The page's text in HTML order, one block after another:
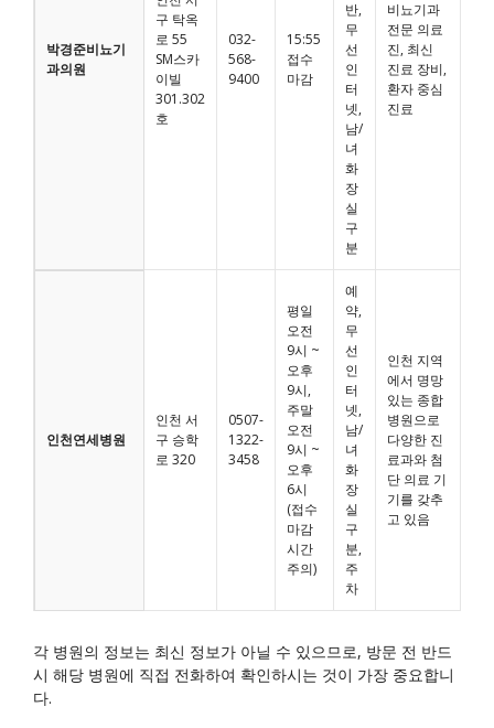
박경준비뇨기
과의원
구 탁옥
로 55
SM스카
이빌
301.302
호
032-
568-
9400
15:55
접수
마감
반,
무
선
인
터
넷,
남/
녀
화
장
실
구
분
비뇨기과
전문 의료
진, 최신
진료 장비,
환자 중심
진료
인천연세병원
인천 서
구 승학
로 320
0507-
1322-
3458
평일
오전
9시 ~
오후
9시,
주말
오전
9시 ~
오후
6시
(접수
마감
시간
주의)
예
약,
무
선
인
터
넷,
남/
녀
화
장
실
구
분,
주
차
인천 지역
에서 명망
있는 종합
병원으로
다양한 진
료과와 첨
단 의료 기
기를 갖추
고 있음
각 병원의 정보는 최신 정보가 아닐 수 있으므로, 방문 전 반드
시 해당 병원에 직접 전화하여 확인하시는 것이 가장 중요합니
다.